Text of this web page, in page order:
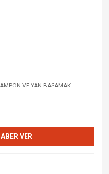
VE YAN BASAMAK
VER